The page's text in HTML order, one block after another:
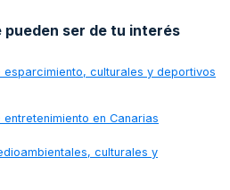
ser de tu interés
esparcimiento, culturales y deportivos
en Canarias
culturales y